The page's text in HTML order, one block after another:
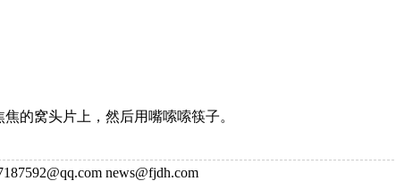
的窝头片上，然后用嘴嗦嗦筷子。
news@fjdh.com